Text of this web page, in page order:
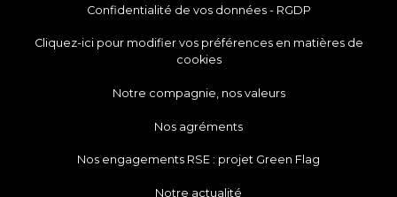
Confidentialité de vos données - RGDP
Cliquez-ici pour modifier vos préférences en matières de
cookies
Notre compagnie, nos valeurs
Nos agréments
Nos engagements RSE : projet Green Flag
Notre actualité